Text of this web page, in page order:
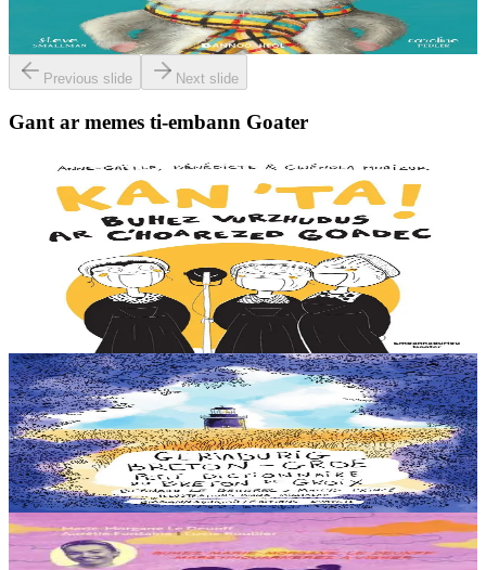
deiz en em gav gant ur broc’hig...
Er stok13,00 €
Previous slide Next slide
Gant ar memes ti-embann Goater
7 vloaz hag ouzhpenn
Kan 'ta ! Buhez vurzhudus ar c'hoarezed Goadec
Hag ar C’hoarezed Goadec a anavezez ? Desavet int bet war ar
maez, e Breizh, ha berzh o deus graet er bed a-bezh a-drugarez d’o
c’hanaouennoù. Eus Treffrin da...
12,90 €
6 vloaz hag ouzhpenn
Goater
Geriadurig Breton-Groe
Plijout a raio ar geriadur-mañ d’an holl re dedennet gant yezh ar vro.
Er stok20,00 €
10 vloaz hag ouzhpenn
Goater